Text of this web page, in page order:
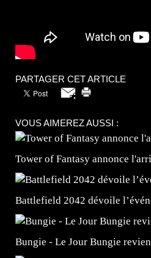
PARTAGER CET ARTICLE
VOUS AIMEREZ AUSSI :
Tower of Fantasy annonce
Battlefield 2042 dévoile
Bungie - Le Jour Bungie